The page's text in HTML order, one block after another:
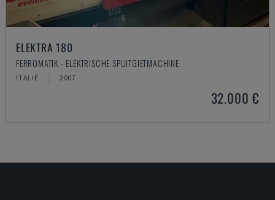
ELEKTRA 180
FERROMATIK - ELEKTRISCHE SPUITGIETMACHINE
ITALIË 2007
32.000 €